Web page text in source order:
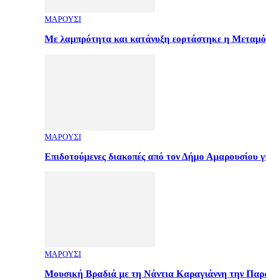
ΜΑΡΟΥΣΙ
Με λαμπρότητα και κατάνυξη εορτάστηκε η
ΜΑΡΟΥΣΙ
Επιδοτούμενες διακοπές από τον Δήμο
ΜΑΡΟΥΣΙ
Μουσική Βραδιά με τη Νάντια Καραγιάννη την